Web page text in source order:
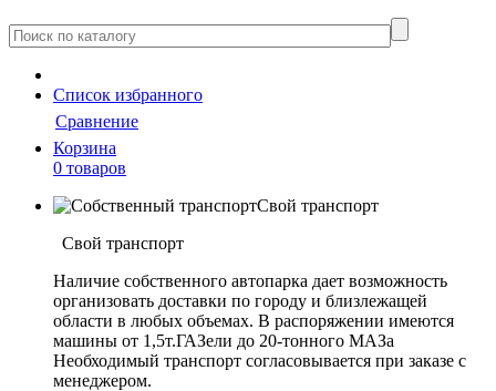
Cписок избранного
Сравнение
Корзина
0 товаров
Свой транспорт
Свой транспорт
Наличие собственного автопарка дает возможность
организовать доставки по городу и близлежащей
области в любых объемах. В распоряжении имеются
машины от 1,5т.ГАЗели до 20-тонного МАЗа
Необходимый транспорт согласовывается при заказе с
менеджером.